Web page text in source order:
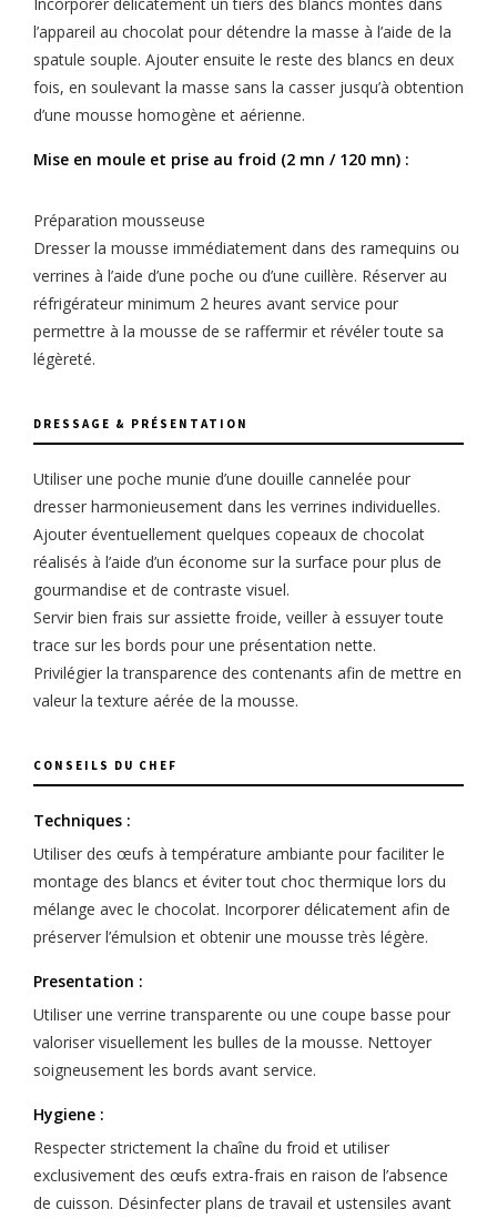
Incorporer délicatement un tiers des blancs montés dans
l’appareil au chocolat pour détendre la masse à l’aide de la
spatule souple. Ajouter ensuite le reste des blancs en deux
fois, en soulevant la masse sans la casser jusqu’à obtention
d’une mousse homogène et aérienne.
Mise en moule et prise au froid (2 mn / 120 mn) :
Préparation mousseuse
Dresser la mousse immédiatement dans des ramequins ou
verrines à l’aide d’une poche ou d’une cuillère. Réserver au
réfrigérateur minimum 2 heures avant service pour
permettre à la mousse de se raffermir et révéler toute sa
légèreté.
DRESSAGE & PRÉSENTATION
Utiliser une poche munie d’une douille cannelée pour
dresser harmonieusement dans les verrines individuelles.
Ajouter éventuellement quelques copeaux de chocolat
réalisés à l’aide d’un économe sur la surface pour plus de
gourmandise et de contraste visuel.
Servir bien frais sur assiette froide, veiller à essuyer toute
trace sur les bords pour une présentation nette.
Privilégier la transparence des contenants afin de mettre en
valeur la texture aérée de la mousse.
CONSEILS DU CHEF
Techniques :
Utiliser des œufs à température ambiante pour faciliter le
montage des blancs et éviter tout choc thermique lors du
mélange avec le chocolat. Incorporer délicatement afin de
préserver l’émulsion et obtenir une mousse très légère.
Presentation :
Utiliser une verrine transparente ou une coupe basse pour
valoriser visuellement les bulles de la mousse. Nettoyer
soigneusement les bords avant service.
Hygiene :
Respecter strictement la chaîne du froid et utiliser
exclusivement des œufs extra-frais en raison de l’absence
de cuisson. Désinfecter plans de travail et ustensiles avant